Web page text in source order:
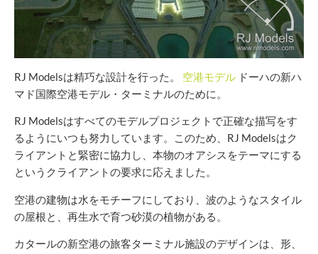
RJ Modelsは精巧な設計を行った。 空港モデル ドーハの新ハ
マド国際空港モデル・ターミナルのために。
RJ Modelsはすべてのモデルプロジェクトで正確な描写をす
るようにいつも努力しています。このため、RJ Modelsはク
ライアントと緊密に協力し、本物のオアシスをテーマにする
というクライアントの要求に応えました。
空港の建物は水をモチーフにしており、波のようなスタイル
の屋根と、再生水で育つ砂漠の植物がある。
カタールの新空港の旅客ターミナル施設のデザインは、形、